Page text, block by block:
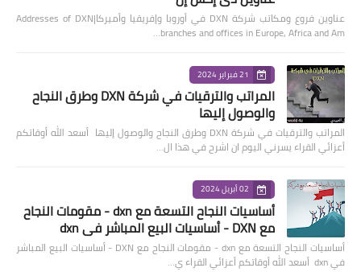
عناوين فروع ومكاتب شركة DXN في أوروبا وإفريقيا وأميركا|Addresses of DXN
branches and offices in Europe, Africa and Am…
21 فبراير 2024
المراتب والترقيات في شركة DXN وطرق النجاح
والوصول إليها
المراتب والترقيات في شركة DXN وطرق النجاح والوصول إليها أسعد الله أوقاتكم
أعزائي القراء يسرني اليوم ان اشرح في هذا ال…
02 أبريل 2024
أساسيات النجاح التسعة مع dxn - مقومات النجاح
مع DXN - أساسيات البيع المباشر في dxn
أساسيات النجاح التسعة مع dxn - مقومات النجاح مع DXN - أساسيات البيع المباشر
في dxn أسعد الله أوقاتكم أعزائي القراء ي…